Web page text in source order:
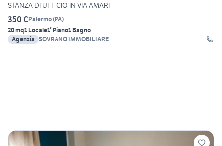
STANZA DI UFFICIO IN VIA AMARI
350 €Palermo(PA)
20 mq1 Locale1° Piano1 Bagno
Agenzia SOVRANO IMMOBILIARE